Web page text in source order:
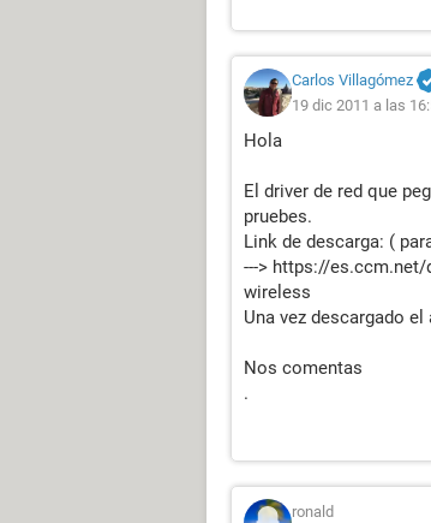
Carlos Villagómez
19 dic 2011 a las
Hola
El driver de red que
pruebes.
Link de descarga: (
---> https://es.ccm.net/
wireless
Una vez descargado
Nos comentas
.
ronald